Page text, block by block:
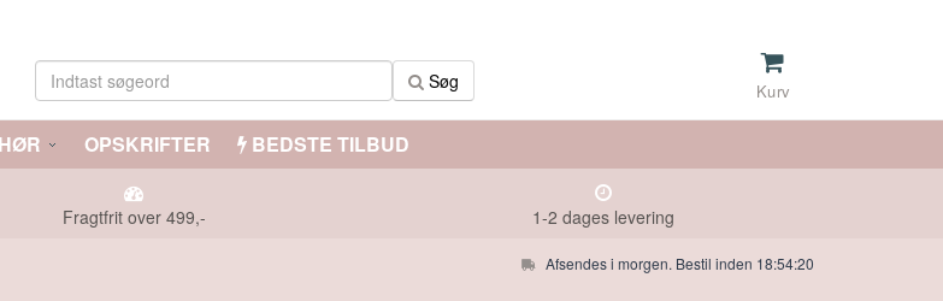
Søg Kurv
OPSKRIFTER BEDSTE TILBUD
Fragtfrit over 499,- 1-2 dages levering
Afsendes i morgen. Bestil inden 18:54:19